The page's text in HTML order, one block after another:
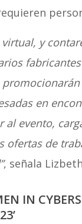
virtual, y
en
al evento,
ofertas de
, señala
IN